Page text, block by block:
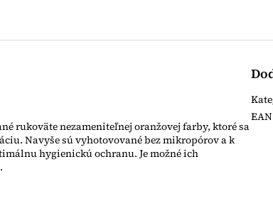
rukoväte nezameniteľnej oranžovej farby, ktoré sa
Navyše sú vyhotovované bez mikropórov a k
hygienickú ochranu. Je možné ich
EAN